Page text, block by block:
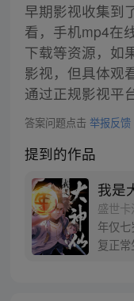
早期影视收集到
看，手机mp4在
下载等资源，如
影视，但具体观
通过正规影视平
答案问题点击 举报反馈
提到的作品
我是
盛世卡
年仅
复正